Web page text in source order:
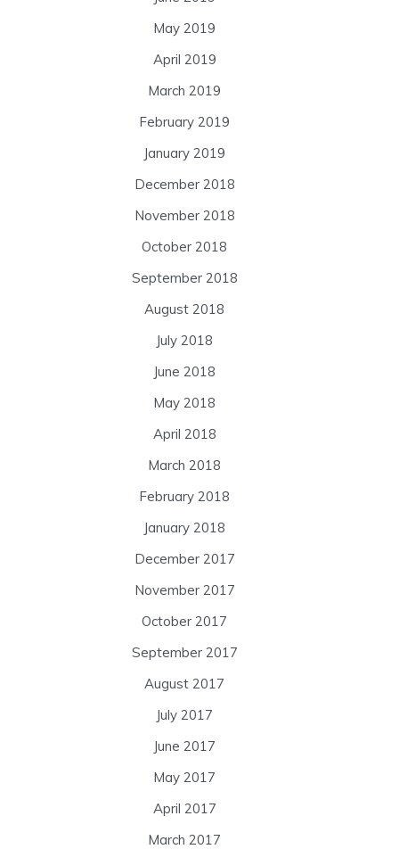
May 2019
April 2019
March 2019
February 2019
January 2019
December 2018
November 2018
October 2018
September 2018
August 2018
July 2018
June 2018
May 2018
April 2018
March 2018
February 2018
January 2018
December 2017
November 2017
October 2017
September 2017
August 2017
July 2017
June 2017
May 2017
April 2017
March 2017